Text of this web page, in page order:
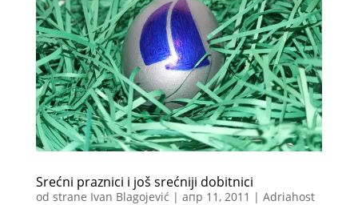
Srećni praznici i još srećniji dobitnici
od strane Ivan Blagojević | апр 11, 2011 | Adriahost